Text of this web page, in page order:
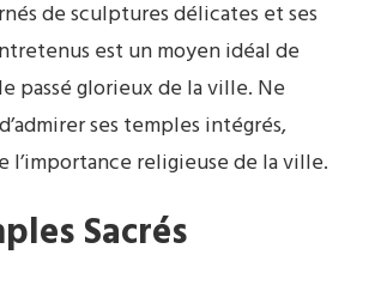
de sculptures délicates et ses
est un moyen idéal de
passé glorieux de la ville. Ne
ses temples intégrés,
l’importance religieuse de la ville.
Sacrés